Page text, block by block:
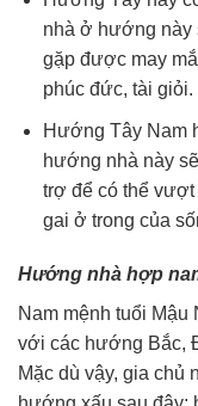
nhà ở hướng này
gặp được may
phúc đức, tài giỏi.
Hướng Tây Nam
hướng nhà này
trợ để có thể
gai ở trong của
Hướng nhà hợp
Nam mệnh tuổi
với các hướng Bắc,
Mặc dù vậy, gia chủ